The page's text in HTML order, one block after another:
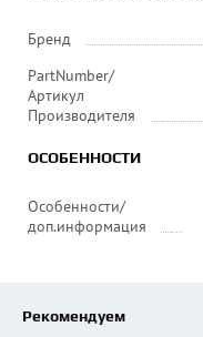
Бренд
PartNumber/
Артикул
Производителя
ОСОБЕННОСТИ
Особенности/
доп.информация
Рекомендуем